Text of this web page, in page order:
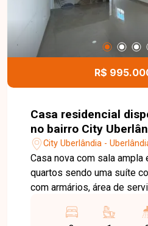
R$
Casa residencial
no bairro City
Uberlândia-MG
City Uberlândia -
Casa nova com sala
quartos sendo uma suíte
com armários, área de
disponibilidade deste imóvel. Agende